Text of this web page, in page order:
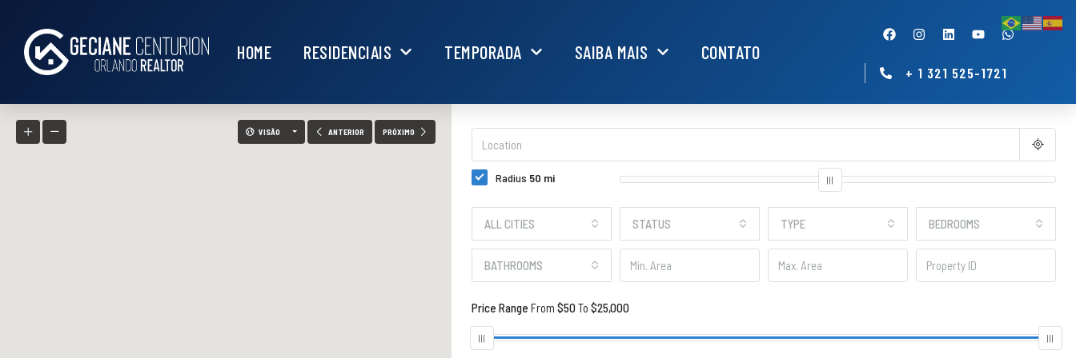
HOME RESIDENCIAIS TEMPORADA SAIBA MAIS CONTATO
+ 1 321 525-1721
VISÃO ANTERIOR PRÓXIMO
Radius 50 mi
ALL CITIES STATUS TYPE BEDROOMS
BATHROOMS
Price Range From $50To $25,000